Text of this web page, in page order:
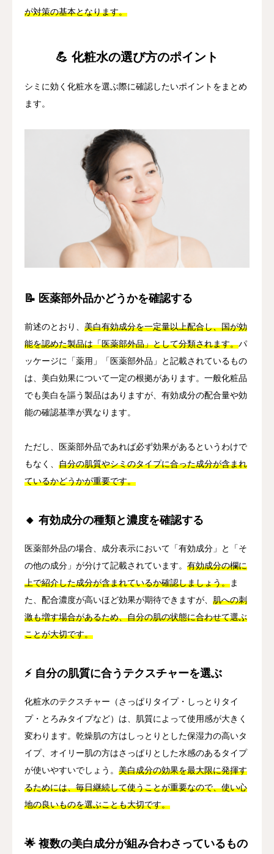
が対策の基本となります。
💪 化粧水の選び方のポイント
シミに効く化粧水を選ぶ際に確認したいポイントをまとめ
ます。
📝 医薬部外品かどうかを確認する
前述のとおり、 美白有効成分を一定量以上配合し、国が効
能を認めた製品は「医薬部外品」として分類されます。パ
ッケージに「薬用」「医薬部外品」と記載されているもの
は、美白効果について一定の根拠があります。一般化粧品
でも美白を謳う製品はありますが、有効成分の配合量や効
能の確認基準が異なります。
ただし、医薬部外品であれば必ず効果があるというわけで
もなく、 自分の肌質やシミのタイプに合った成分が含まれ
ているかどうかが重要です。
🔸 有効成分の種類と濃度を確認する
医薬部外品の場合、成分表示において「有効成分」と「そ
の他の成分」が分けて記載されています。 有効成分の欄に
上で紹介した成分が含まれているか確認しましょう。ま
た、配合濃度が高いほど効果が期待できますが、 肌への刺
激も増す場合があるため、自分の肌の状態に合わせて選ぶ
ことが大切です。
⚡ 自分の肌質に合うテクスチャーを選ぶ
化粧水のテクスチャー（さっぱりタイプ・しっとりタイ
プ・とろみタイプなど）は、肌質によって使用感が大きく
変わります。乾燥肌の方はしっとりとした保湿力の高いタ
イプ、オイリー肌の方はさっぱりとした水感のあるタイプ
が使いやすいでしょう。 美白成分の効果を最大限に発揮す
るためには、毎日継続して使うことが重要なので、使い心
地の良いものを選ぶことも大切です。
🌟 複数の美白成分が組み合わさっているもの